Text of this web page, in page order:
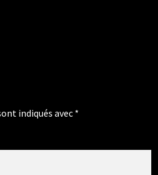
indiqués avec*